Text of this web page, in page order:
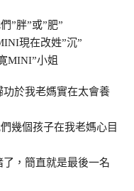
”胖”或”肥”
現在改姓”沉”
MINI”小姐
於我老媽實在太會養
幾個孩子在我老媽心目
，簡直就是最後一名